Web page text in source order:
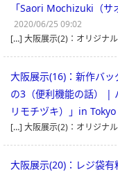
「Saori Mochizuki（
2020/06/25 09:02
[…] 大阪展示(2)：オリジナ
大阪展示(16)：新作バ
の3（便利機能の話） |
リモチヅキ）」in Tokyo
[…] 大阪展示(2)：オリジナ
大阪展示(20)：レジ袋